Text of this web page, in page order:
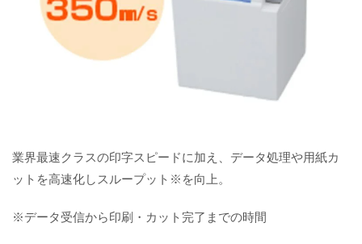
業界最速クラスの印字スピードに加え、データ処理や用紙カ
ットを高速化しスループット※を向上。
※データ受信から印刷・カット完了までの時間